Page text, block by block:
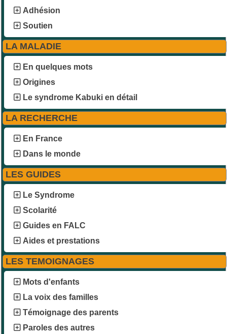
Adhésion
Soutien
LA MALADIE
En quelques mots
Origines
Le syndrome Kabuki en détail
LA RECHERCHE
En France
Dans le monde
LES GUIDES
Le Syndrome
Scolarité
Guides en FALC
Aides et prestations
LES TEMOIGNAGES
Mots d'enfants
La voix des familles
Témoignage des parents
Paroles des autres